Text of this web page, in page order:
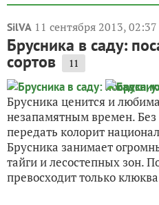
SilVA 11 сентября 2013, 02:37
Брусника в саду:
сортов 11
Брусника ценится и
незапамятным времен.
передать колорит
Брусника занимает
тайги и лесостепных зон.
превосходит только